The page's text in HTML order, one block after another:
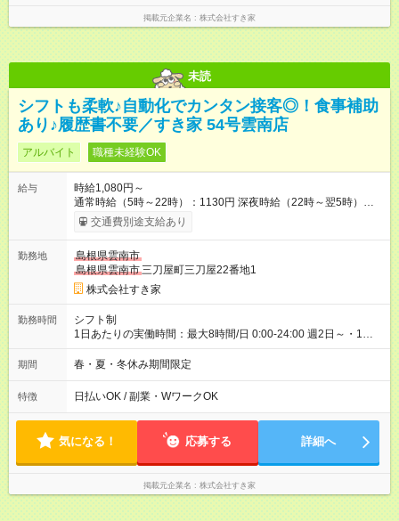
掲載元企業名 株式会社すき家
未読
シフトも柔軟♪自動化でカンタン接客◎！食事補助
あり♪履歴書不要／すき家 54号雲南店
アルバイト 職種未経験OK
給与
時給1,080円～
通常時給（5時～22時）：1130円 深夜時給（22時～翌5時）：
1413円 高校生時給：1080円 【特別手当】早朝手当（5：00-9：
00）時給+150円 【試用期間】試用期間あり 試用期間の長さ：1
30日（※条件変更なし）ですが、切り上げで一ヶ月とさせてい
ただきます。 研修制度あり：15時間(研修中も同時給）
交通費別途支給あり
勤務地
島根県雲南市
島根県雲南市三刀屋町三刀屋22番地1
株式会社すき家
勤務時間
シフト制
1日あたりの実働時間：最大8時間/日 0:00-24:00 週2日～・1日
2h～OK ＜シフト例＞ 〇朝帯 5:00-9:00 〇昼帯 9:00-14:00 〇午
後帯 14:00-18:00 〇夜帯 18:00-22:00 〇深夜帯 22:00-翌5:00 基
ます♪
期間 春・夏・冬休み期間限定
特徴 日払いOK / 副業・WワークOK
気になる！ 応募する 詳細へ
掲載元企業名 株式会社すき家